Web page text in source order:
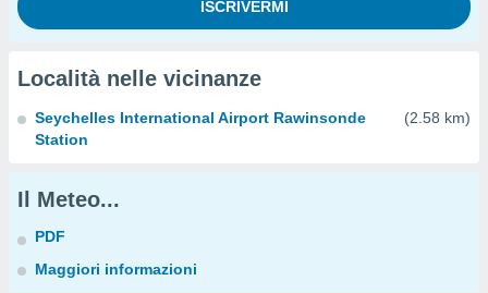
Località nelle vicinanze
Seychelles International Airport Rawinsonde
Station
(2.58 km)
Il Meteo...
PDF
Maggiori informazioni